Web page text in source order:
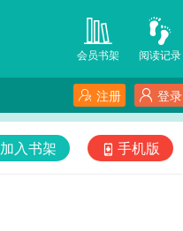
阅读记录
会员书架
登录
注册
手机版
加入书架